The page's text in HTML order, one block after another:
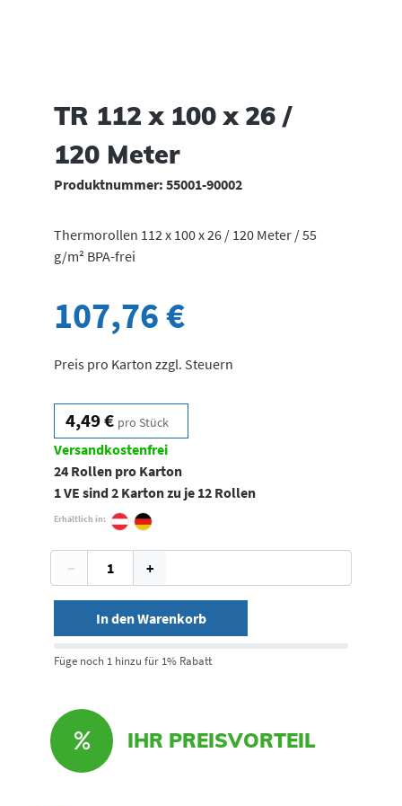
TR 112 x 100 x 26 /
120 Meter
Produktnummer:55001-90002
Thermorollen 112 x 100 x 26 / 120 Meter / 55
g/m² BPA-frei
107,76 €
Preis pro Karton zzgl. Steuern
4,49 € pro Stück
Versandkostenfrei
24 Rollen pro Karton
1 VE sind 2 Karton zu je 12 Rollen
Erhältlich in:
− +
In den Warenkorb
Füge noch 1 hinzu für 1% Rabatt
IHR PREISVORTEIL